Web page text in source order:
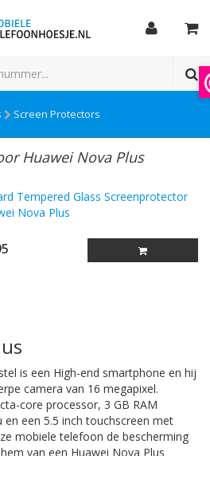
Screen Protectors
Huawei Nova Plus
Tempered Glass Screenprotector
Nova Plus
is een High-end smartphone en hij
camera van 16 megapixel.
core processor, 3 GB RAM
en een 5.5 inch touchscreen met
mobiele telefoon de bescherming
van een Huawei Nova Plus
uw telefoon apparaat kunt